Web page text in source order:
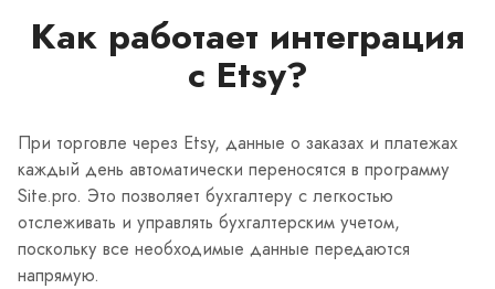
Как работает интеграция
с Etsy?
При торговле через Etsy, данные о заказах и платежах
каждый день автоматически переносятся в программу
Site.pro. Это позволяет бухгалтеру с легкостью
отслеживать и управлять бухгалтерским учетом,
поскольку все необходимые данные передаются
напрямую.